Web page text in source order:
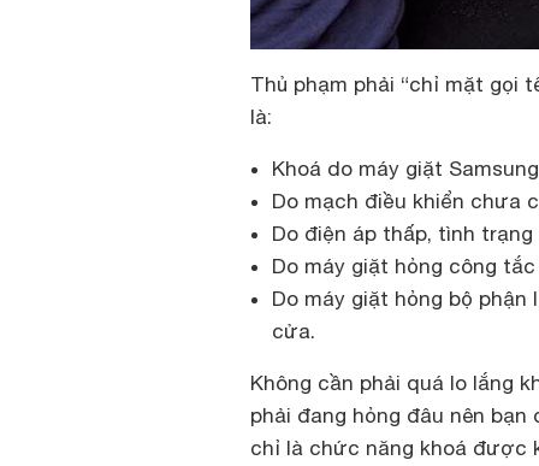
Thủ phạm phải “chỉ mặt gọi
là:
Khoá do máy giặt
Do mạch điều khiển chưa
Do điện áp thấp, tình
Do máy giặt hỏng công
Do máy giặt hỏng bộ
cửa.
Không cần phải quá lo lắng
phải đang hỏng đâu nên
chỉ là chức năng khoá được